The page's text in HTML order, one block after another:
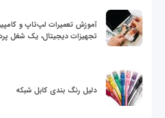
آموزش تعمیرات لپ‌تاپ و
تجهیزات دیجیتال، یک شغل
دلیل رنگ بندی کابل شبکه